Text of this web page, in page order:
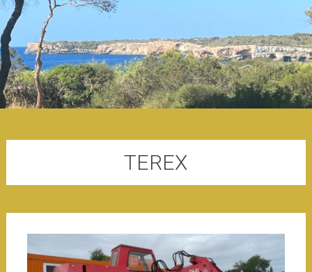
TEREX